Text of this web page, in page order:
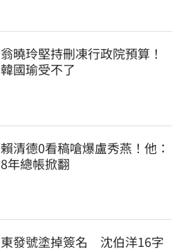
翁曉玲堅持刪凍行政院預算！
韓國瑜受不了
賴清德0看稿嗆爆盧秀燕！他：
8年總帳掀翻
東發號塗掉簽名　沈伯洋16字